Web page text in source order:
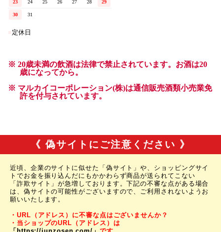
《 偽サイトにご注意ください 》
近頃、企業のサイトに似せた「偽サイト」や、ショッピングサイ
トでお金を振り込んだにもかかわらず商品が送られてこない
「詐欺サイト」が急増しております。下記の不審な点がある場合
は、偽サイトの可能性がございますので、ご利用されないようお
願いいたします。
・URL（アドレス）に不審な点はございませんか？
・当ショップのURL（アドレス）は